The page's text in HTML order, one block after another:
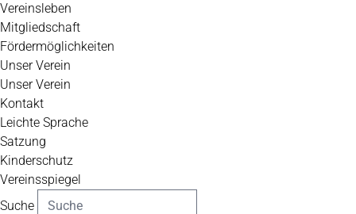
Vereinsleben
Mitgliedschaft
Fördermöglichkeiten
Unser Verein
Unser Verein
Kontakt
Leichte Sprache
Satzung
Kinderschutz
Vereinsspiegel
Suche